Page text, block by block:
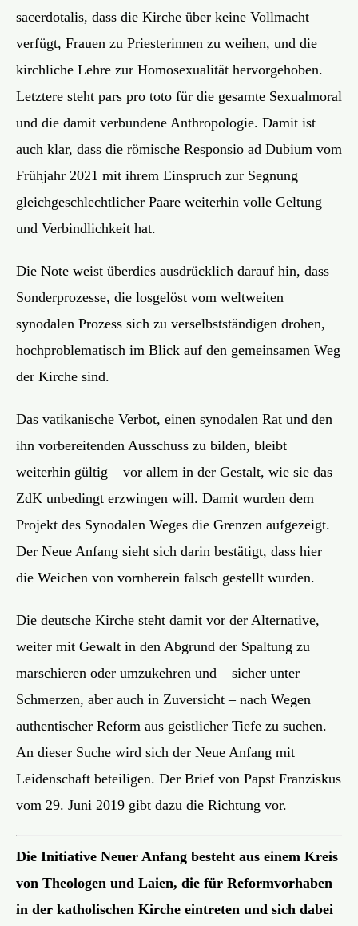
sacerdotalis, dass die Kirche über keine Vollmacht
verfügt, Frauen zu Priesterinnen zu weihen, und die
kirchliche Lehre zur Homosexualität hervorgehoben.
Letztere steht pars pro toto für die gesamte Sexualmoral
und die damit verbundene Anthropologie. Damit ist
auch klar, dass die römische Responsio ad Dubium vom
Frühjahr 2021 mit ihrem Einspruch zur Segnung
gleichgeschlechtlicher Paare weiterhin volle Geltung
und Verbindlichkeit hat.
Die Note weist überdies ausdrücklich darauf hin, dass
Sonderprozesse, die losgelöst vom weltweiten
synodalen Prozess sich zu verselbstständigen drohen,
hochproblematisch im Blick auf den gemeinsamen Weg
der Kirche sind.
Das vatikanische Verbot, einen synodalen Rat und den
ihn vorbereitenden Ausschuss zu bilden, bleibt
weiterhin gültig – vor allem in der Gestalt, wie sie das
ZdK unbedingt erzwingen will. Damit wurden dem
Projekt des Synodalen Weges die Grenzen aufgezeigt.
Der Neue Anfang sieht sich darin bestätigt, dass hier
die Weichen von vornherein falsch gestellt wurden.
Die deutsche Kirche steht damit vor der Alternative,
weiter mit Gewalt in den Abgrund der Spaltung zu
marschieren oder umzukehren und – sicher unter
Schmerzen, aber auch in Zuversicht – nach Wegen
authentischer Reform aus geistlicher Tiefe zu suchen.
An dieser Suche wird sich der Neue Anfang mit
Leidenschaft beteiligen. Der Brief von Papst Franziskus
vom 29. Juni 2019 gibt dazu die Richtung vor.
Die Initiative Neuer Anfang besteht aus einem Kreis
von Theologen und Laien, die für Reformvorhaben
in der katholischen Kirche eintreten und sich dabei